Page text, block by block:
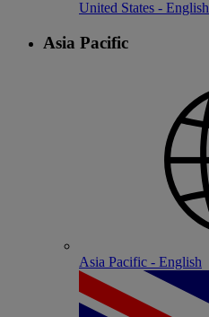
United States - English
Asia Pacific
Asia Pacific - English